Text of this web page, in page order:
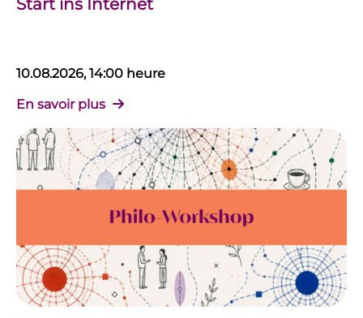
Start ins Internet
10.08.2026, 14:00 heure
En savoir plus